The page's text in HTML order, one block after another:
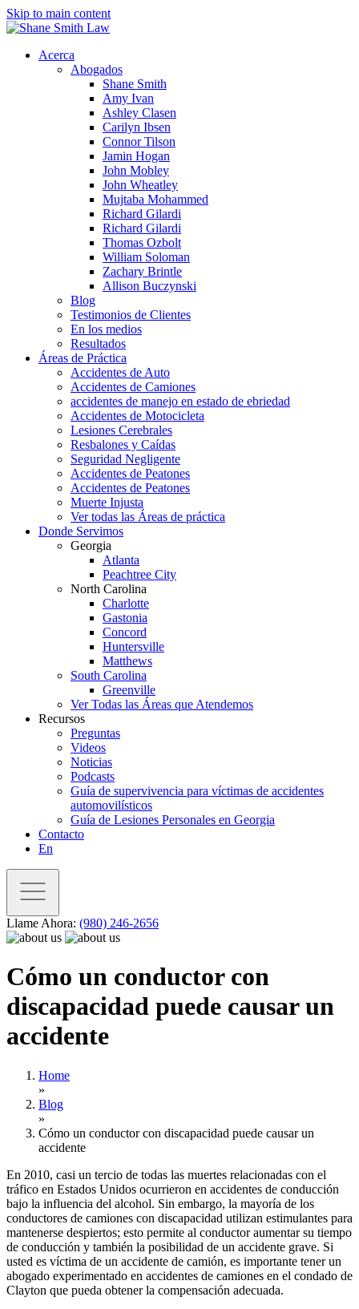
Skip to main content
Acerca
Abogados
Shane Smith
Amy Ivan
Ashley Clasen
Carilyn Ibsen
Connor Tilson
Jamin Hogan
John Mobley
John Wheatley
Mujtaba Mohammed
Richard Gilardi
Richard Gilardi
Thomas Ozbolt
William Soloman
Zachary Brintle
Allison Buczynski
Blog
Testimonios de Clientes
En los medios
Resultados
Áreas de Práctica
Accidentes de Auto
Accidentes de Camiones
accidentes de manejo en estado de ebriedad
Accidentes de Motocicleta
Lesiones Cerebrales
Resbalones y Caídas
Seguridad Negligente
Accidentes de Peatones
Accidentes de Peatones
Muerte Injusta
Ver todas las Áreas de práctica
Donde Servimos
Georgia
Atlanta
Peachtree City
North Carolina
Charlotte
Gastonia
Concord
Huntersville
Matthews
South Carolina
Greenville
Ver Todas las Áreas que Atendemos
Recursos
Preguntas
Videos
Noticias
Podcasts
Guía de supervivencia para víctimas de accidentes
automovilísticos
Guía de Lesiones Personales en Georgia
Contacto
En
Llame Ahora: (980) 246-2656
Cómo un conductor con
discapacidad puede causar un
accidente
Home
»
Blog
»
Cómo un conductor con discapacidad puede causar un
accidente
En 2010, casi un tercio de todas las muertes relacionadas con el
tráfico en Estados Unidos ocurrieron en accidentes de conducción
bajo la influencia del alcohol. Sin embargo, la mayoría de los
conductores de camiones con discapacidad utilizan estimulantes para
mantenerse despiertos; esto permite al conductor aumentar su tiempo
de conducción y también la posibilidad de un accidente grave. Si
usted es víctima de un accidente de camión, es importante tener un
abogado experimentado en accidentes de camiones en el condado de
Clayton que pueda obtener la compensación adecuada.